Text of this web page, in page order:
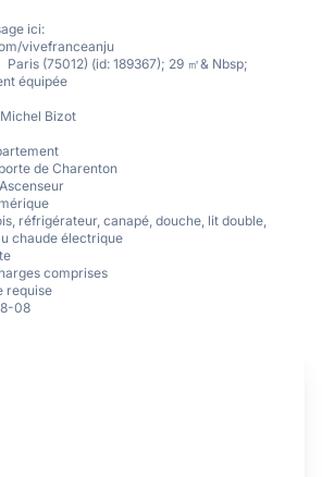
ici:
vivefranceanju
(75012) (id: 189367); 29 ㎡& Nbsp;
équipée
Bizot
de Charenton
réfrigérateur, canapé, douche, lit double,
chaude électrique
comprises
requise
08